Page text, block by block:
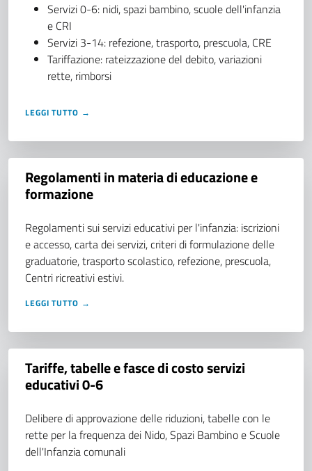
Servizi 0-6: nidi, spazi bambino, scuole dell'infanzia
e CRI
Servizi 3-14: refezione, trasporto, prescuola, CRE
Tariffazione: rateizzazione del debito, variazioni
rette, rimborsi
LEGGI TUTTO →
Regolamenti in materia di educazione e
formazione
Regolamenti sui servizi educativi per l'infanzia: iscrizioni
e accesso, carta dei servizi, criteri di formulazione delle
graduatorie, trasporto scolastico, refezione, prescuola,
Centri ricreativi estivi.
LEGGI TUTTO →
Tariffe, tabelle e fasce di costo servizi
educativi 0-6
Delibere di approvazione delle riduzioni, tabelle con le
rette per la frequenza dei Nido, Spazi Bambino e Scuole
dell'Infanzia comunali